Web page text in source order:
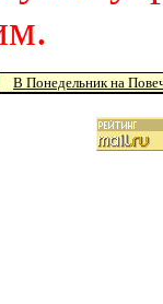
В Понедельник на